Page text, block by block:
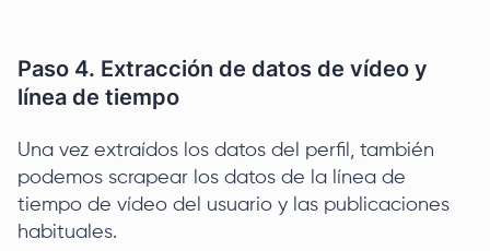
Paso 4. Extracción de datos de vídeo y
línea de tiempo
Una vez extraídos los datos del perfil, también
podemos scrapear los datos de la línea de
tiempo de vídeo del usuario y las publicaciones
habituales.